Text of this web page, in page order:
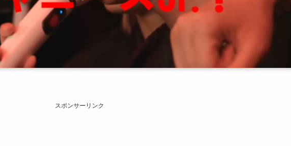
スポンサーリンク